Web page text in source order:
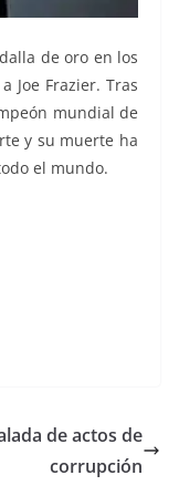
de oro en los
Joe Frazier. Tras
mundial de
y su muerte ha
el mundo.
de actos de
corrupción